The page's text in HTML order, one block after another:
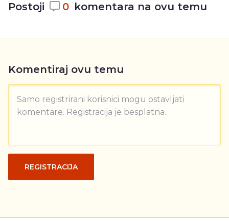
Postoji 0 komentara na ovu temu
Komentiraj ovu temu
Samo registrirani korisnici mogu ostavljati
komentare. Registracija je besplatna.
REGISTRACIJA